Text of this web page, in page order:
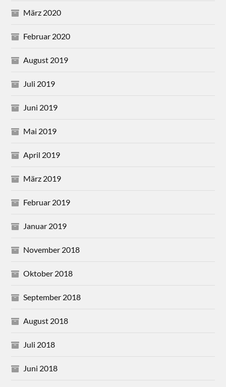
März 2020
Februar 2020
August 2019
Juli 2019
Juni 2019
Mai 2019
April 2019
März 2019
Februar 2019
Januar 2019
November 2018
Oktober 2018
September 2018
August 2018
Juli 2018
Juni 2018